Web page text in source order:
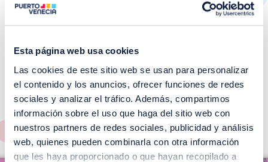
Esta página web usa cookies
Las cookies de este sitio web se usan para personalizar
el contenido y los anuncios, ofrecer funciones de redes
sociales y analizar el tráfico. Además, compartimos
información sobre el uso que haga del sitio web con
nuestros partners de redes sociales, publicidad y análisis
web, quienes pueden combinarla con otra información
que les haya proporcionado o que hayan recopilado a
¡No te pierdas nuestros
EVENTOS!
Ver todos >